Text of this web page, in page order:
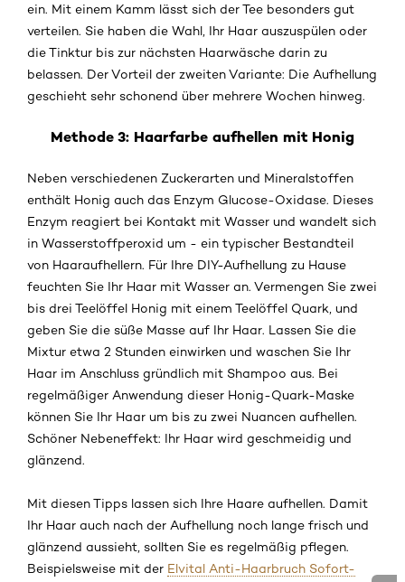
ein. Mit einem Kamm lässt sich der Tee besonders gut
verteilen. Sie haben die Wahl, Ihr Haar auszuspülen oder
die Tinktur bis zur nächsten Haarwäsche darin zu
belassen. Der Vorteil der zweiten Variante: Die Aufhellung
geschieht sehr schonend über mehrere Wochen hinweg.
Methode 3: Haarfarbe aufhellen mit Honig
Neben verschiedenen Zuckerarten und Mineralstoffen
enthält Honig auch das Enzym Glucose-Oxidase. Dieses
Enzym reagiert bei Kontakt mit Wasser und wandelt sich
in Wasserstoffperoxid um - ein typischer Bestandteil
von Haaraufhellern. Für Ihre DIY-Aufhellung zu Hause
feuchten Sie Ihr Haar mit Wasser an. Vermengen Sie zwei
bis drei Teelöffel Honig mit einem Teelöffel Quark, und
geben Sie die süße Masse auf Ihr Haar. Lassen Sie die
Mixtur etwa 2 Stunden einwirken und waschen Sie Ihr
Haar im Anschluss gründlich mit Shampoo aus. Bei
regelmäßiger Anwendung dieser Honig-Quark-Maske
können Sie Ihr Haar um bis zu zwei Nuancen aufhellen.
Schöner Nebeneffekt: Ihr Haar wird geschmeidig und
glänzend.
Mit diesen Tipps lassen sich Ihre Haare aufhellen. Damit
Ihr Haar auch nach der Aufhellung noch lange frisch und
glänzend aussieht, sollten Sie es regelmäßig pflegen.
Beispielsweise mit der Elvital Anti-Haarbruch Sofort-